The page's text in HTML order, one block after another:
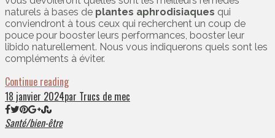
naturels à bases de plantes aphrodisiaques qui
conviendront à tous ceux qui recherchent un coup de
pouce pour booster leurs performances, booster leur
libido naturellement. Nous vous indiquerons quels sont les
compléments à éviter.
Continue reading
18 janvier 2024par Trucs de mec
Santé/bien-être